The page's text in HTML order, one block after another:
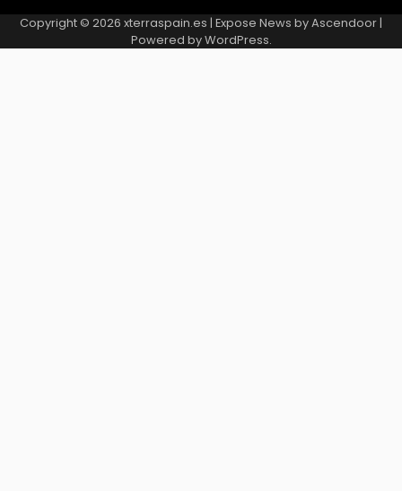
Copyright © 2026 xterraspain.es | Expose News byAscendoor|
Powered byWordPress.